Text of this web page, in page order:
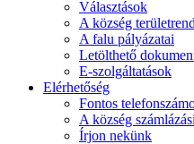
Választások
A község
A falu pályázatai
Letölthető
E-szolgáltatások
Elérhetőség
Fontos
A község
Írjon nekünk